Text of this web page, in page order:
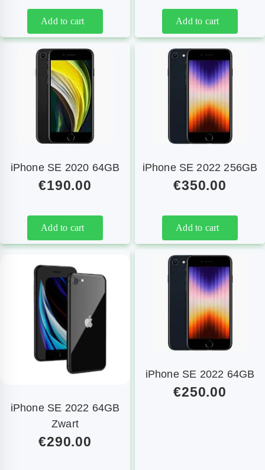
Add to cart Add to cart
iPhone SE 2020 64GB
€190.00
Add to cart
iPhone SE 2022 256GB
€350.00
Add to cart
iPhone SE 2022 64GB
Zwart
€290.00
iPhone SE 2022 64GB
€250.00